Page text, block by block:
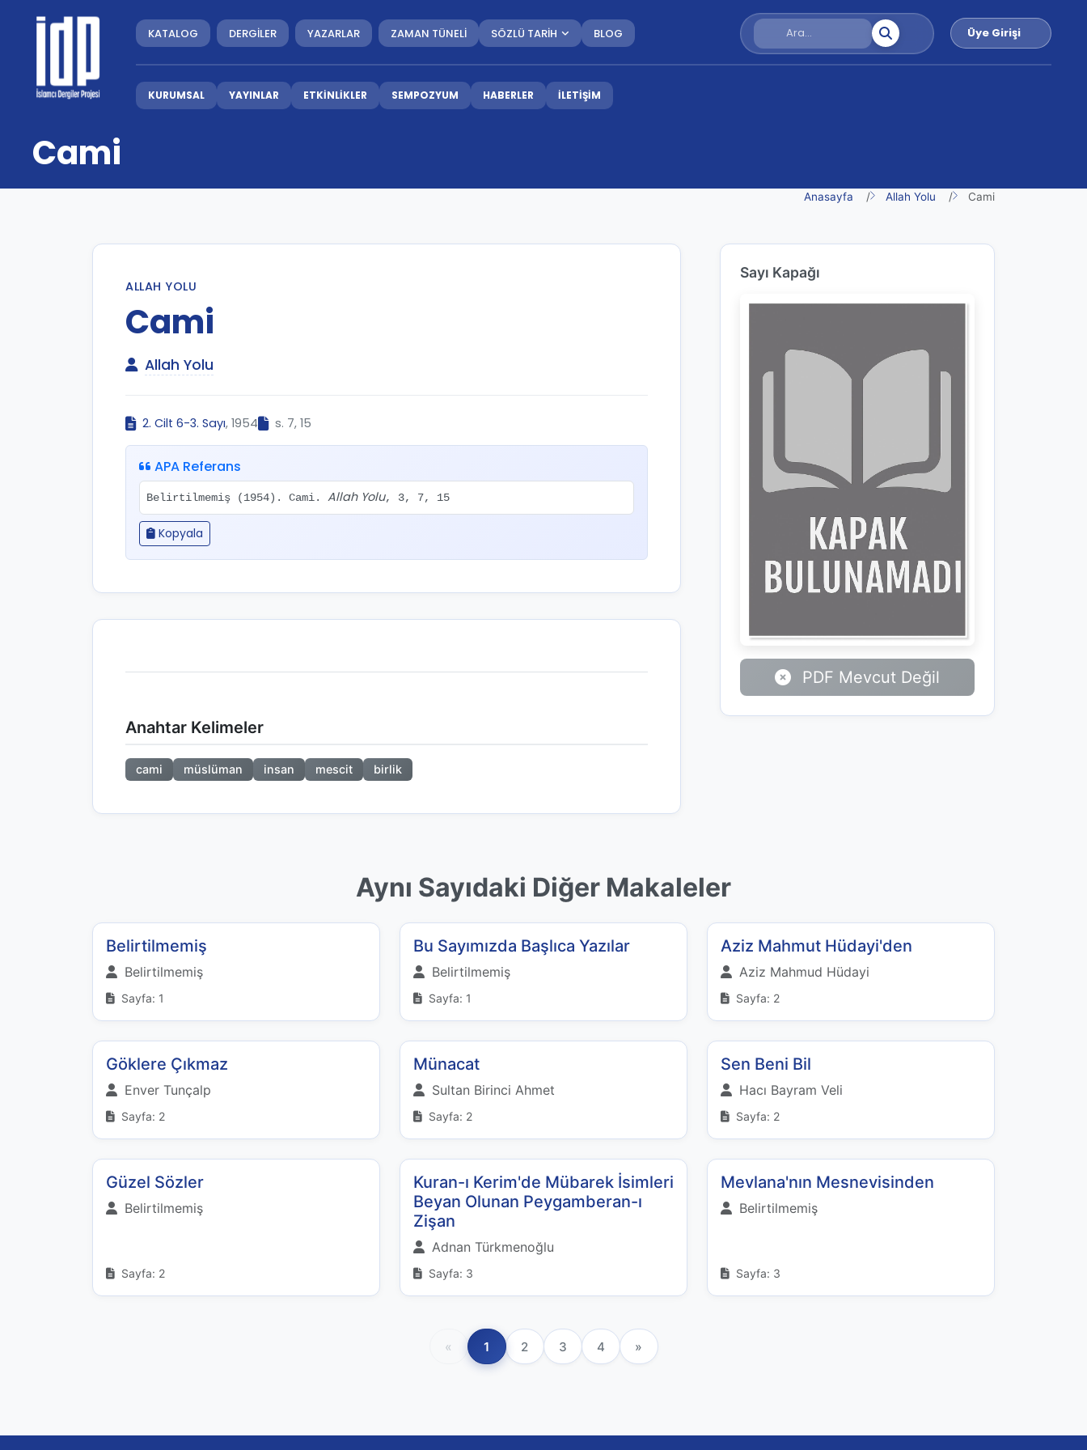
KATALOG DERGİLER YAZARLAR ZAMAN TÜNELİ SÖZLÜ TARİH BLOG Üye Girişi
KURUMSAL YAYINLAR ETKİNLİKLER SEMPOZYUM HABERLER İLETİŞİM
Cami
Anasayfa Allah Yolu Cami
ALLAH YOLU
Cami
Allah Yolu
2. Cilt 6-3. Sayı, 1954 s. 7, 15
APA Referans
Belirtilmemiş (1954). Cami. Allah Yolu, 3, 7, 15
Kopyala
Anahtar Kelimeler
cami müslüman insan mescit birlik
Sayı Kapağı
PDF Mevcut Değil
Aynı Sayıdaki Diğer Makaleler
Belirtilmemiş
Belirtilmemiş
Sayfa: 1
Bu Sayımızda Başlıca Yazılar
Belirtilmemiş
Sayfa: 1
Aziz Mahmut Hüdayi'den
Aziz Mahmud Hüdayi
Sayfa: 2
Göklere Çıkmaz
Enver Tunçalp
Sayfa: 2
Münacat
Sultan Birinci Ahmet
Sayfa: 2
Sen Beni Bil
Hacı Bayram Veli
Sayfa: 2
Güzel Sözler
Belirtilmemiş
Sayfa: 2
Kuran-ı Kerim'de Mübarek İsimleri
Beyan Olunan Peygamberan-ı
Zişan
Adnan Türkmenoğlu
Sayfa: 3
Mevlana'nın Mesnevisinden
Belirtilmemiş
Sayfa: 3
« 1 2 3 4 »